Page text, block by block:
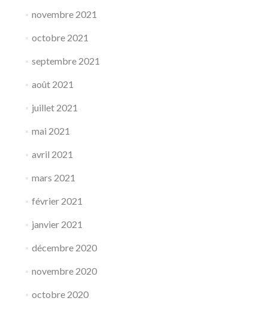
novembre 2021
octobre 2021
septembre 2021
août 2021
juillet 2021
mai 2021
avril 2021
mars 2021
février 2021
janvier 2021
décembre 2020
novembre 2020
octobre 2020